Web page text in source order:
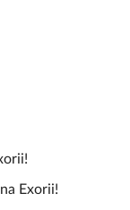
Exorii!